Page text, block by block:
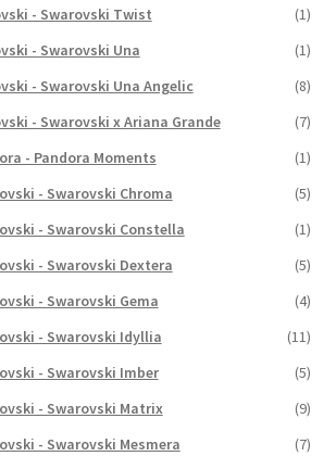
- Swarovski Twist
(1)
- Swarovski Una
(1)
- Swarovski Una Angelic
(8)
- Swarovski x Ariana Grande
(7)
- Pandora Moments
(1)
- Swarovski Chroma
(5)
- Swarovski Constella
(1)
- Swarovski Dextera
(5)
- Swarovski Gema
(4)
- Swarovski Idyllia
(11)
- Swarovski Imber
(5)
- Swarovski Matrix
(9)
- Swarovski Mesmera
(7)